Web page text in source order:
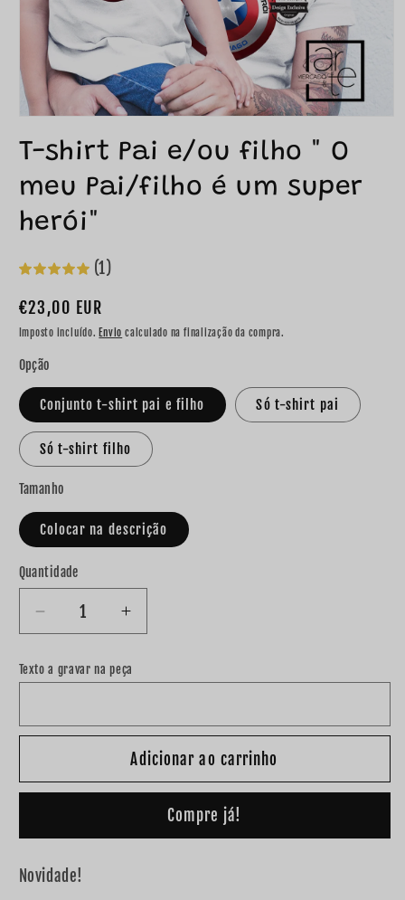
T-shirt Pai e/ou filho " O
meu Pai/filho é um super
herói"
(1)
Preço
normal
€23,00 EUR
Imposto incluído. Envio calculado na finalização da compra.
Opção
Conjunto t-shirt pai e filho Só t-shirt pai
Só t-shirt filho
Tamanho
Colocar na descrição
Quantidade
Diminuir
a
quantidade
de
shirt
filho
Pai/filho
Aumentar
a
quantidade
de
shirt
e/ou
filho
&quot;
Texto a gravar na peça
Adicionar ao carrinho
Compre já!
Novidade!